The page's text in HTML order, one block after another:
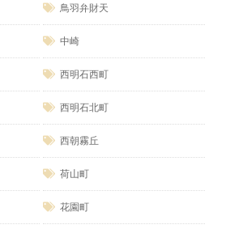
鳥羽弁財天
中崎
西明石西町
西明石北町
西朝霧丘
荷山町
花園町